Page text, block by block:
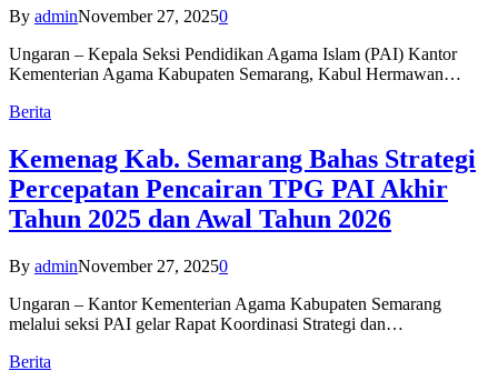
By adminNovember 27, 20250
Ungaran – Kepala Seksi Pendidikan Agama Islam (PAI) Kantor
Kementerian Agama Kabupaten Semarang, Kabul Hermawan…
Berita
Kemenag Kab. Semarang Bahas Strategi
Percepatan Pencairan TPG PAI Akhir
Tahun 2025 dan Awal Tahun 2026
By adminNovember 27, 20250
Ungaran – Kantor Kementerian Agama Kabupaten Semarang
melalui seksi PAI gelar Rapat Koordinasi Strategi dan…
Berita